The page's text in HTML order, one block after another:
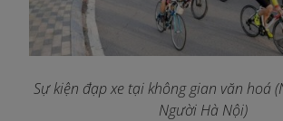
Sự kiện đạp xe tại không gian văn hoá
Người Hà Nội)